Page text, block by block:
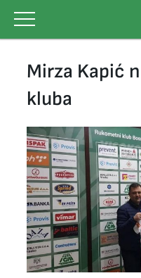
content
Mirza Kapić
kluba